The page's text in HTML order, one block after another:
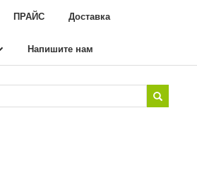
ПРАЙС Доставка
Напишите нам